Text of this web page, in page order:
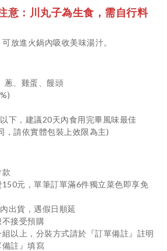
意：川丸子為生食，需自行料
放進火鍋內吸收美味湯汁。
蔥、雞蛋、饅頭
下，建議20天內食用完畢風味最佳
，請依實體包裝上效限為主)
元，單筆訂單滿6件獨立菜色即享免
出貨，遇假日順延
接受預購
以上，分裝方式請於『訂單備註』註明
註』填寫